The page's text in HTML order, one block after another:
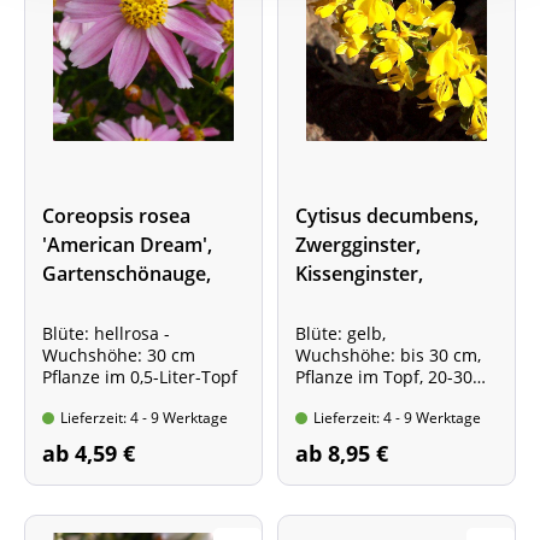
Coreopsis rosea
'American Dream',
Gartenschönauge,
Blüte: hellrosa -
Wuchshöhe: 30 cm
Pflanze im 0,5-Liter-Topf
Lieferzeit: 4 - 9 Werktage
ab 4,59 €
Cytisus decumbens,
Zwergginster,
Kissenginster,
Blüte: gelb,
Wuchshöhe: bis 30 cm,
Pflanze im Topf, 20-30
Lieferzeit: 4 - 9 Werktage
ab 8,95 €